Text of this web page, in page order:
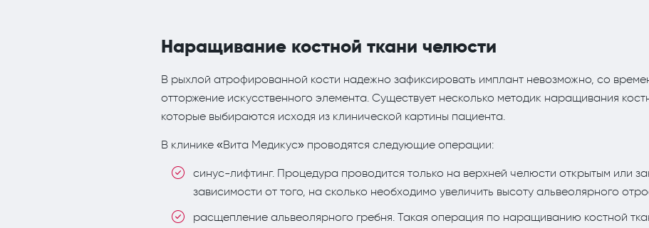
Наращивание костной ткани челюсти
В рыхлой атрофированной кости надежно зафиксировать имплант невозможно, со
отторжение искусственного элемента. Существует несколько методик наращивания
которые выбираются исходя из клинической картины пациента.
В клинике «Вита Медикус» проводятся следующие операции:
синус-лифтинг. Процедура проводится только на верхней челюсти открытым или
зависимости от того, на сколько необходимо увеличить высоту альвеолярного
расщепление альвеолярного гребня. Такая операция по наращиванию костной